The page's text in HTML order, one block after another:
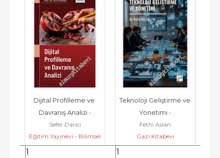
Dijital Profilleme ve
Davranış Analizi -
Sefer Darıcı
Eğitim Yayınevi - Bilimsel
Eserler
Teknoloji Geliştirme ve
Yönetimi -
Fethi Aslan
Gazi Kitabevi